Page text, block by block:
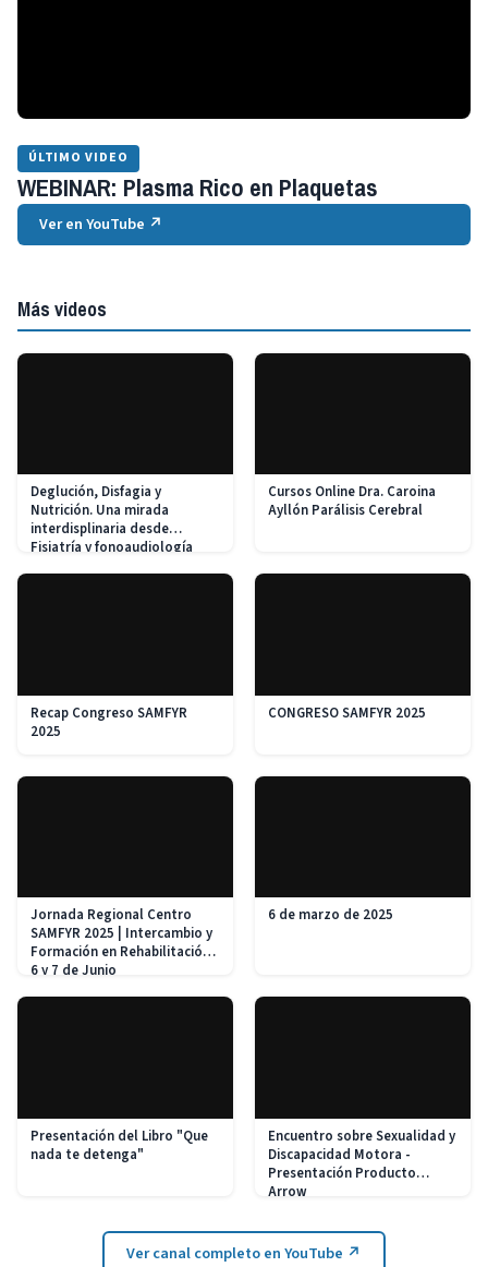
ÚLTIMO VIDEO
WEBINAR: Plasma Rico en Plaquetas
Ver en YouTube ↗
Más videos
Deglución, Disfagia y
Nutrición. Una mirada
interdisplinaria desde
Fisiatría y fonoaudiología
Cursos Online Dra. Caroina
Ayllón Parálisis Cerebral
Recap Congreso SAMFYR
2025
CONGRESO SAMFYR 2025
Jornada Regional Centro
SAMFYR 2025 | Intercambio y
Formación en Rehabilitación -
6 y 7 de Junio
6 de marzo de 2025
Presentación del Libro "Que
nada te detenga"
Encuentro sobre Sexualidad y
Discapacidad Motora -
Presentación Producto
Arrow
Ver canal completo en YouTube ↗